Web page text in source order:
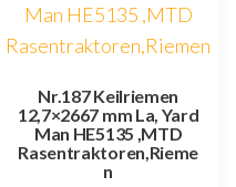
Nr.187 Keilriemen
12,7×2667 mm La, Yard
Man HE5135 ,MTD
Rasentraktoren,Rieme
n